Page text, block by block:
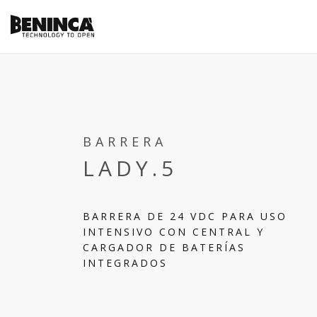
BARRERA
LADY.5
BARRERA DE 24 VDC PARA USO
INTENSIVO CON CENTRAL Y
CARGADOR DE BATERÍAS
INTEGRADOS